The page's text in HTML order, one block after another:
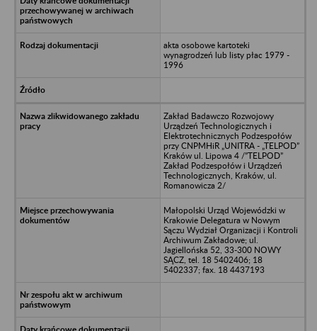
akta osobowe kartoteki
wynagrodzeń lub listy płac 1979 -
1996
Zakład Badawczo Rozwojowy
Urządzeń Technologicznych i
Elektrotechnicznych Podzespołów
przy CNPMHiR „UNITRA - „TELPOD”
Kraków ul. Lipowa 4 /”TELPOD”
Zakład Podzespołów i Urządzeń
Technologicznych, Kraków, ul.
Romanowicza 2/
Małopolski Urząd Wojewódzki w
Krakowie Delegatura w Nowym
Sączu Wydział Organizacji i Kontroli
Archiwum Zakładowe; ul.
Jagiellońska 52, 33-300 NOWY
SĄCZ, tel. 18 5402406; 18
5402337; fax. 18 4437193